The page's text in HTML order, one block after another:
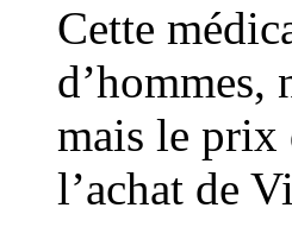
Cette
d’hommes,
mais le prix
l’achat de